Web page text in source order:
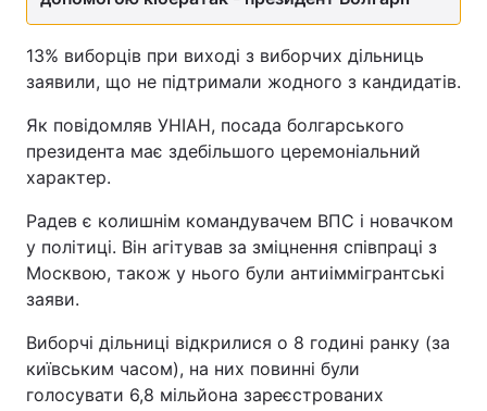
13% виборців при виході з виборчих дільниць
заявили, що не підтримали жодного з кандидатів.
Як повідомляв УНІАН, посада болгарського
президента має здебільшого церемоніальний
характер.
Радев є колишнім командувачем ВПС і новачком
у політиці. Він агітував за зміцнення співпраці з
Москвою, також у нього були антиіммігрантські
заяви.
Виборчі дільниці відкрилися о 8 годині ранку (за
київським часом), на них повинні були
голосувати 6,8 мільйона зареєстрованих